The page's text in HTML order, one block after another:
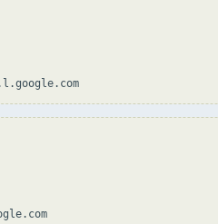
target: alt1.aspmx.l.google.com
target: aspmx.l.google.com